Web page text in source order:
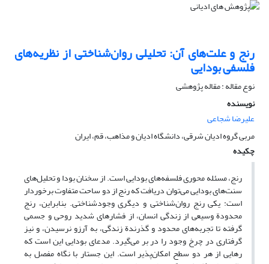
رنج و علت‌های آن: تحلیلی روان‌شناختی از نظریه‌های
فلسفی بودایی
نوع مقاله : مقاله پژوهشی
نویسنده
علیرضا شجاعی
مربی گروه ادیان شرقی، دانشگاه ادیان و مذاهب، قم، ایران
چکیده
رنج، مسئله محوری فلسفه‌های بودایی است. از سخنان بودا و تحلیل‌های
سنت‌های بودایی می‌توان دریافت که رنج از دو ساحت متفاوت برخوردار
است: یکی رنج روان‌شناختی و دیگری وجودشناختی. بنابراین، رنج
محدودة وسیعی از زندگی انسان، از فشارهای شدید روحی و جسمی
گرفته تا تجربه‌های محدود و گذرندة زندگی، به آرزو نرسیدن، و نیز
گرفتاری در چرخ وجود را در بر می‌گیرد. مدعای بودایی این است که
رهایی از هر دو سطح امکان‌پذیر است. این جستار با نگاه مفصل به